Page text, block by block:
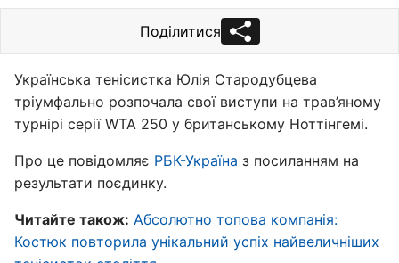
Поділитися
Українська тенісистка Юлія Стародубцева
тріумфально розпочала свої виступи на трав’яному
турнірі серії WTA 250 у британському Ноттінгемі.
Про це повідомляє РБК-Україна з посиланням на
результати поєдинку.
Читайте також: Абсолютно топова компанія:
Костюк повторила унікальний успіх найвеличніших